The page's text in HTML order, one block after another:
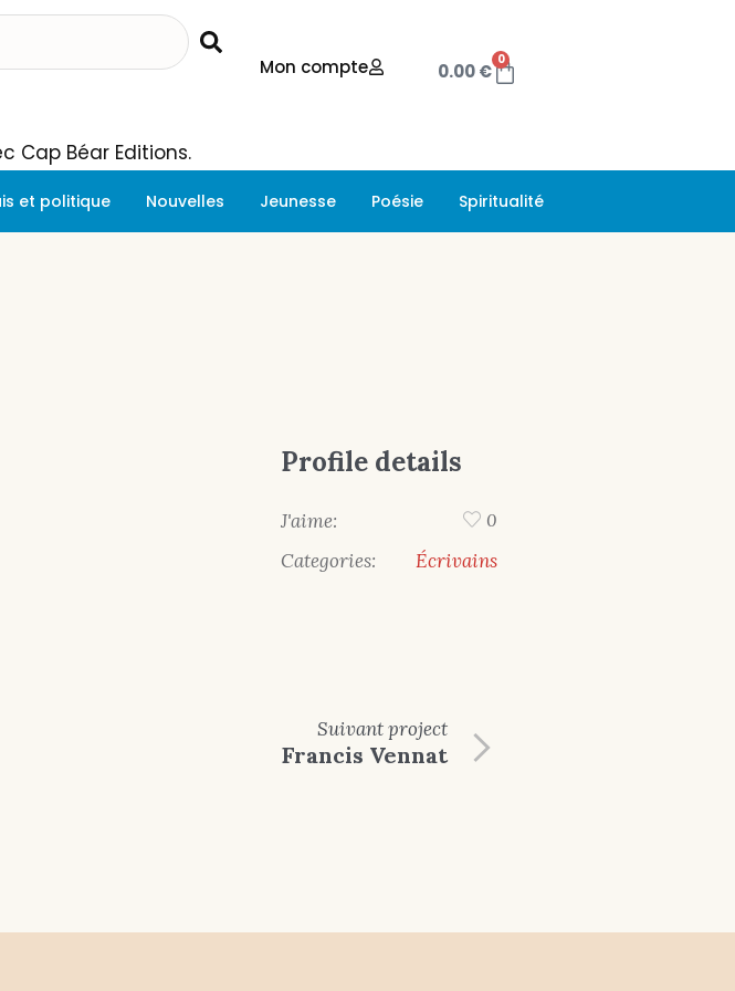
Mon compte 0.00€
0
Cap Béar Editions.
et politique Nouvelles Jeunesse Poésie Spiritualité
Profile details
J'aime: 0
Categories: Écrivains
Suivantproject
Francis Vennat